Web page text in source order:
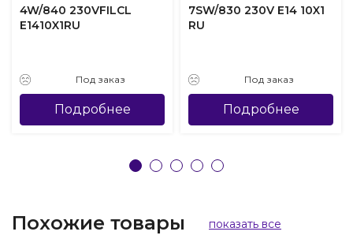
4W/840 230VFILCL
E1410X1RU
Под заказ
Подробнее
7SW/830 230V E14 10X1
RU
Под заказ
Подробнее
Похожие товары показать все